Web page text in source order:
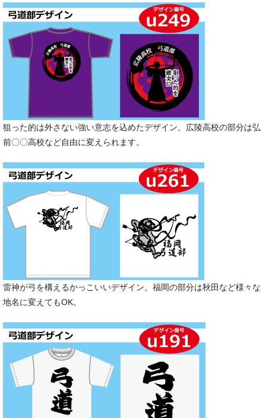
狙った的は外さない強い意志を込めたデザイン。広陵高校の部分は弘
前〇〇高校など自由に変えられます。
雷神が弓を構えるかっこいいデザイン。福岡の部分は秋田など様々な
地名に変えてもOK。